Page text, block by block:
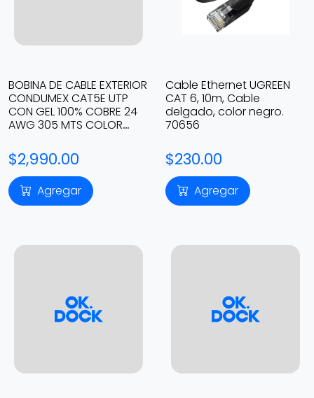
BOBINA DE CABLE EXTERIOR
CONDUMEX CAT5E UTP
CON GEL 100% COBRE 24
AWG 305 MTS COLOR
$2,990.00
Agregar
Cable Ethernet UGREEN
CAT 6, 10m, Cable
delgado, color negro.
70656
$230.00
Agregar